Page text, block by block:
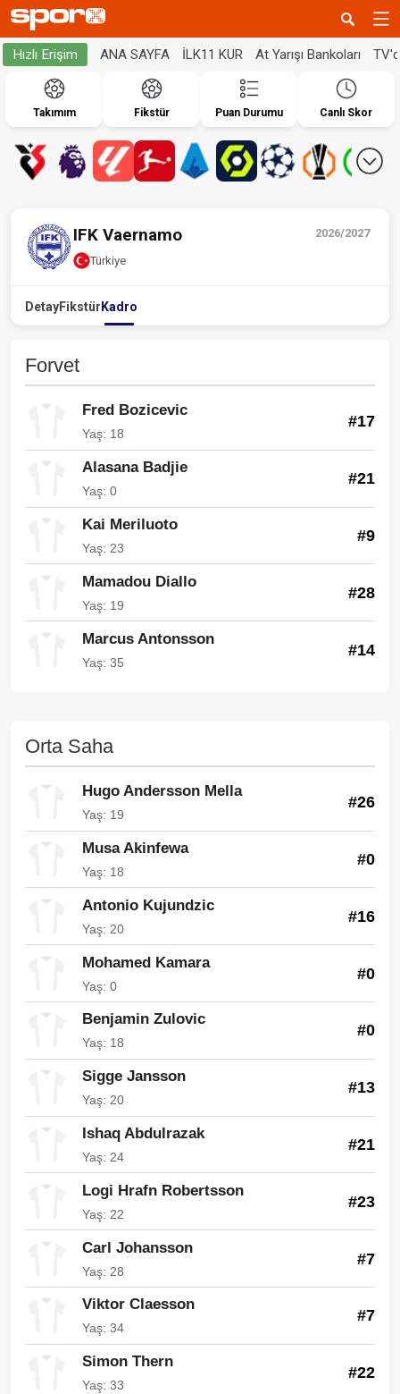
Hızlı Erişim ANA SAYFA İLK11 KUR At Yarışı Bankoları
Takımım Fikstür Puan Durumu Canlı Skor
2026/2027
IFK Vaernamo
Türkiye
DetayFikstür Kadro
Forvet
Fred Bozicevic
Yaş: 18
#17
Alasana Badjie
Yaş: 0
#21
Kai Meriluoto
Yaş: 23
#9
Mamadou Diallo
Yaş: 19
#28
Marcus Antonsson
Yaş: 35
#14
Orta Saha
Hugo Andersson Mella
Yaş: 19
#26
Musa Akinfewa
Yaş: 18
#0
Antonio Kujundzic
Yaş: 20
#16
Mohamed Kamara
Yaş: 0
#0
Benjamin Zulovic
Yaş: 18
#0
Sigge Jansson
Yaş: 20
#13
Ishaq Abdulrazak
Yaş: 24
#21
Logi Hrafn Robertsson
Yaş: 22
#23
Carl Johansson
Yaş: 28
#7
Viktor Claesson
Yaş: 34
#7
Simon Thern
Yaş: 33
#22